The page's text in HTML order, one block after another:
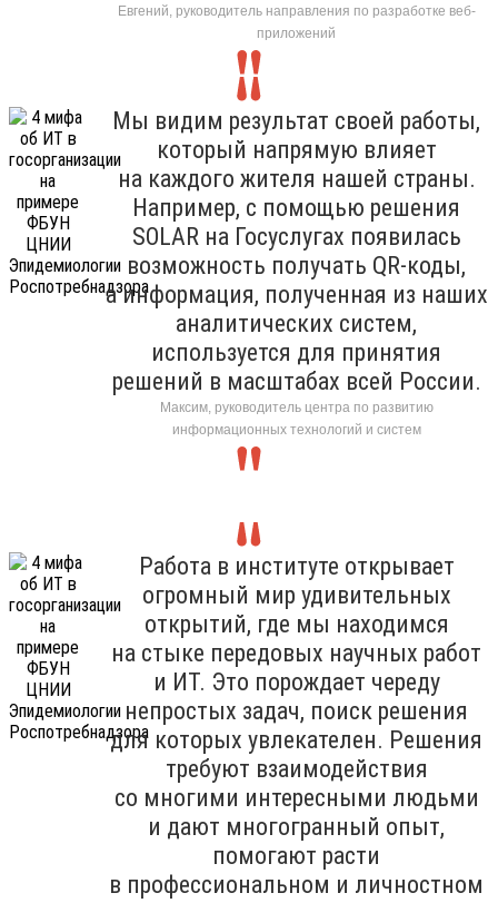
Евгений, руководитель направления по разработке веб-
приложений
Мы видим результат своей работы,
который напрямую влияет
на каждого жителя нашей страны.
Например, с помощью решения
SOLAR на Госуслугах появилась
возможность получать QR-коды,
а информация, полученная из наших
аналитических систем,
используется для принятия
решений в масштабах всей России.
Максим, руководитель центра по развитию
информационных технологий и систем
Работа в институте открывает
огромный мир удивительных
открытий, где мы находимся
на стыке передовых научных работ
и ИТ. Это порождает череду
непростых задач, поиск решения
для которых увлекателен. Решения
требуют взаимодействия
со многими интересными людьми
и дают многогранный опыт,
помогают расти
в профессиональном и личностном